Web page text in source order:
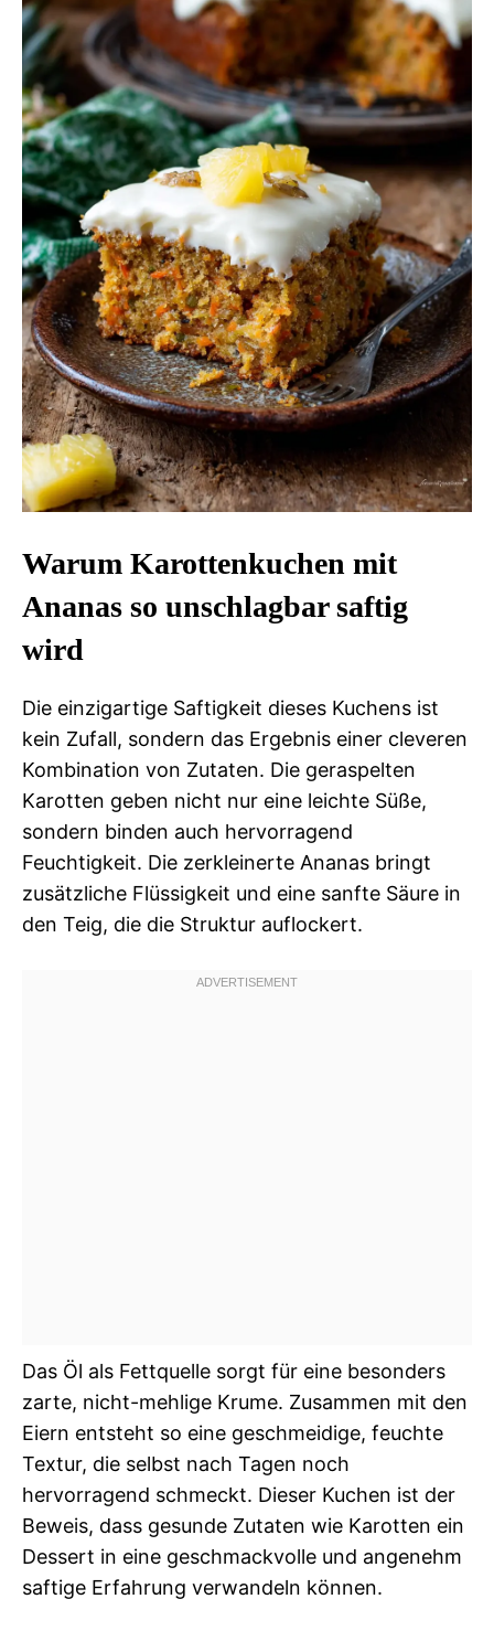
Warum Karottenkuchen mit
Ananas so unschlagbar saftig
wird
Die einzigartige Saftigkeit dieses Kuchens ist
kein Zufall, sondern das Ergebnis einer cleveren
Kombination von Zutaten. Die geraspelten
Karotten geben nicht nur eine leichte Süße,
sondern binden auch hervorragend
Feuchtigkeit. Die zerkleinerte Ananas bringt
zusätzliche Flüssigkeit und eine sanfte Säure in
den Teig, die die Struktur auflockert.
Das Öl als Fettquelle sorgt für eine besonders
zarte, nicht-mehlige Krume. Zusammen mit den
Eiern entsteht so eine geschmeidige, feuchte
Textur, die selbst nach Tagen noch
hervorragend schmeckt. Dieser Kuchen ist der
Beweis, dass gesunde Zutaten wie Karotten ein
Dessert in eine geschmackvolle und angenehm
saftige Erfahrung verwandeln können.